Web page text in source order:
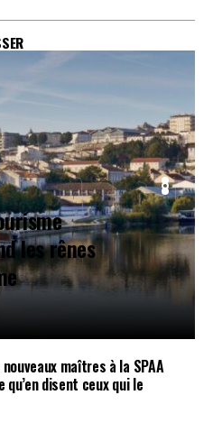
les rênes
maîtres à la SPAA
qu’en disent ceux qui le